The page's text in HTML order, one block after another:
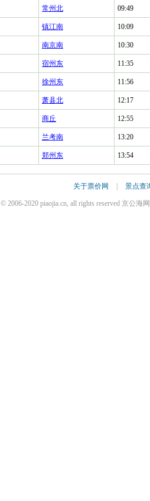
常州北 09:49
镇江南 10:09
南京南 10:30
宿州东 11:35
徐州东 11:56
萧县北 12:17
商丘 12:55
兰考南 13:20
郑州东 13:54
关于票价网 景点查
© 2006-2020 piaojia.cn, all rights reserved 京公海